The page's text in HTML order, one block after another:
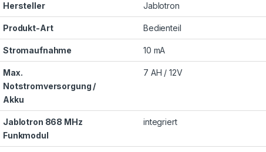
Hersteller Jablotron
Produkt-Art Bedienteil
Stromaufnahme 10 mA
Max.
Notstromversorgung /
Akku
7 AH / 12V
Jablotron 868 MHz
Funkmodul
integriert